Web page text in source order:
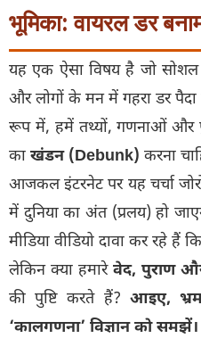
भूमिका: वायरल डर
यह एक ऐसा विषय है जो सोशल
और लोगों के मन में गहरा डर
रूप में, हमें तथ्यों, गणनाओं और
का खंडन (Debunk) करना
आजकल इंटरनेट पर यह चर्चा
में दुनिया का अंत (प्रलय) हो
मीडिया वीडियो दावा कर रहे हैं कि
लेकिन क्या हमारे वेद, पुराण और
की पुष्टि करते हैं? आइए,
‘कालगणना’ विज्ञान को समझें।